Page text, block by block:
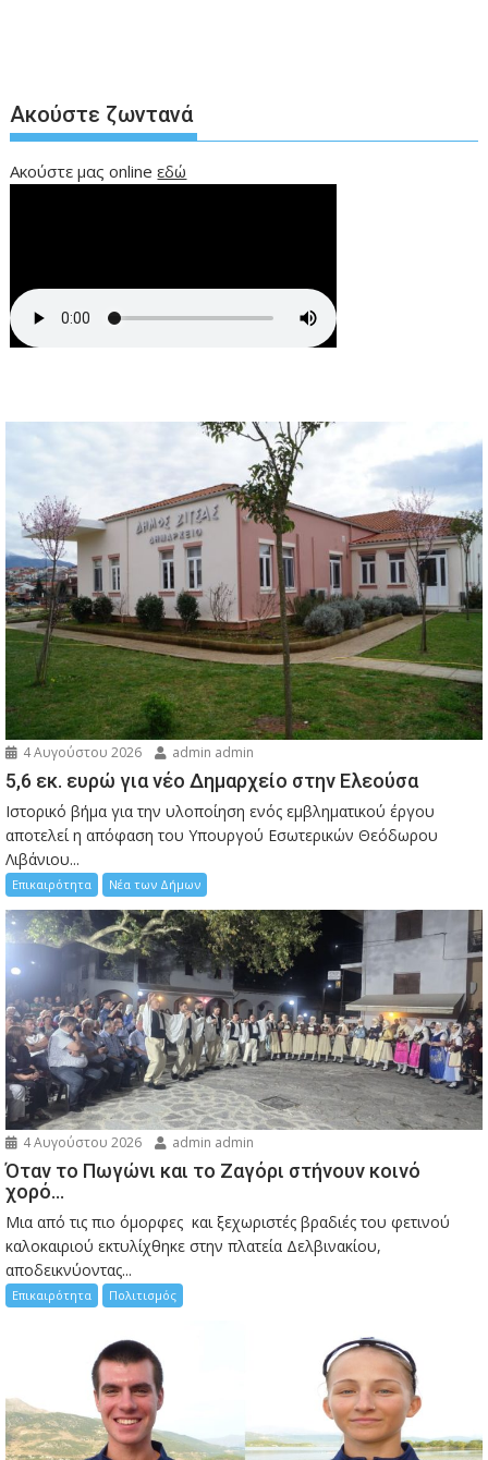
Ακούστε ζωντανά
Ακούστε μας onlineεδώ
4 Αυγούστου 2026 admin admin
5,6 εκ. ευρώ για νέο Δημαρχείο στην Ελεούσα
Ιστορικό βήμα για την υλοποίηση ενός εμβληματικού έργου
αποτελεί η απόφαση του Υπουργού Εσωτερικών Θεόδωρου
Λιβάνιου...
Επικαιρότητα Νέα των Δήμων
4 Αυγούστου 2026 admin admin
Όταν το Πωγώνι και το Ζαγόρι στήνουν κοινό
χορό…
Μια από τις πιο όμορφες και ξεχωριστές βραδιές του φετινού
καλοκαιριού εκτυλίχθηκε στην πλατεία Δελβινακίου,
αποδεικνύοντας...
Επικαιρότητα Πολιτισμός